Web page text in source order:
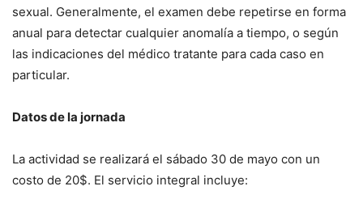
sexual. Generalmente, el examen debe repetirse en forma
anual para detectar cualquier anomalía a tiempo, o según
las indicaciones del médico tratante para cada caso en
particular.
Datos de la jornada
La actividad se realizará el sábado 30 de mayo con un
costo de 20$. El servicio integral incluye: